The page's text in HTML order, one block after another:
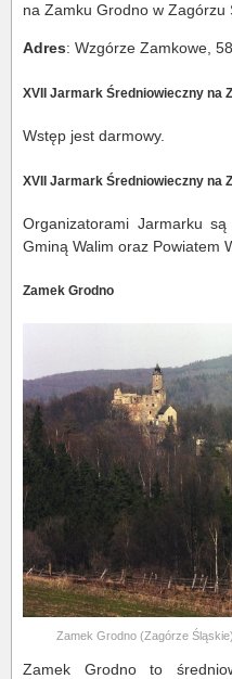
na Zamku Grodno w Zagórzu
Adres: Wzgórze Zamkowe,
XVII Jarmark Średniowieczny na
Wstęp jest darmowy.
XVII Jarmark Średniowieczny na
Organizatorami Jarmarku
Gminą Walim oraz Powiatem
Zamek Grodno
Zamek Grodno (Zagórze
Zamek Grodno to